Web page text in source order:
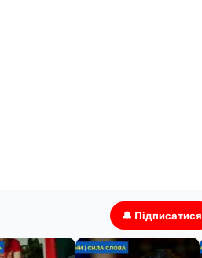
🔔 Підписатися